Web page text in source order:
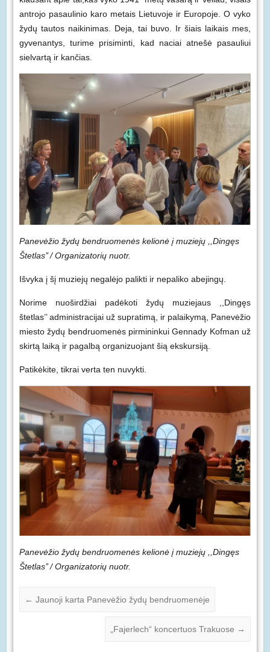
antrojo pasaulinio karo metais Lietuvoje ir Europoje. O vyko
žydų tautos naikinimas. Deja, tai buvo. Ir šiais laikais mes,
gyvenantys, turime prisiminti, kad naciai atnešė pasauliui
sielvartą ir kančias.
Panevėžio žydų bendruomenės kelionė į muziejų,,Dingęs
Štetlas’’ / Organizatorių nuotr.
Išvyka į šį muziejų negalėjo palikti ir nepaliko abejingų.
Norime nuoširdžiai padėkoti žydų muziejaus ,,Dingęs
štetlas’’ administracijai už supratimą, ir palaikymą, Panevėžio
miesto žydų bendruomenės pirmininkui Gennady Kofman už
skirtą laiką ir pagalbą organizuojant šią ekskursiją.
Patikėkite, tikrai verta ten nuvykti.
Panevėžio žydų bendruomenės kelionė į muziejų,,Dingęs
Štetlas’’ / Organizatorių nuotr.
← Jaunoji karta Panevėžio žydų bendruomenėje
„Fajerlech“ koncertuos Trakuose →